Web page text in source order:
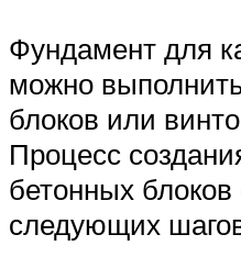
Фундамент для
можно
блоков или
Процесс
бетонных блоков
следующих